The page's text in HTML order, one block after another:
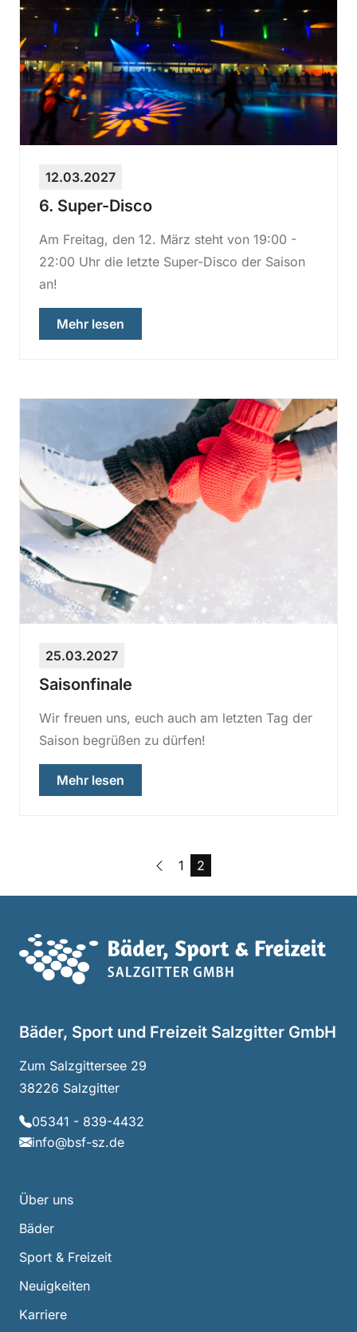
12.03.2027
6. Super-Disco
Am Freitag, den 12. März steht von 19:00 -
22:00 Uhr die letzte Super-Disco der Saison
an!
Mehr lesen
25.03.2027
Saisonfinale
Wir freuen uns, euch auch am letzten Tag der
Saison begrüßen zu dürfen!
Mehr lesen
Vorherige Seite
Seite
1 Seite
2
Bäder, Sport und Freizeit Salzgitter GmbH
Zum Salzgittersee 29
38226 Salzgitter
05341 - 839-4432
info@bsf-sz.de
Über uns
Bäder
Sport & Freizeit
Neuigkeiten
Karriere